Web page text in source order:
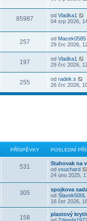
85987 od Vladka1
04 srp 2026,
257 od Macek0585
29 črc 2026,
197 od Vladka1
29 črc 2026,
255 od radek.s
26 črc 2026,
PŘÍSPĚVKY POSLEDNÍ
531
Stahovak na
od vsuchard
24 úno 2025,
305
spojkova
od Slavek500L
16 čer 2026,
158
plastový